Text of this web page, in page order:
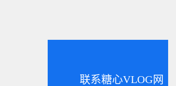
联系糖心VLOG网